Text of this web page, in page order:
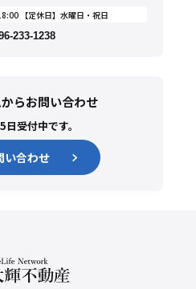
【定休日】水曜日・祝日
233-1238
らお問い合わせ
受付中です。
い合わせ